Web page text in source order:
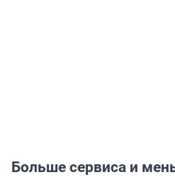
Больше сервиса и